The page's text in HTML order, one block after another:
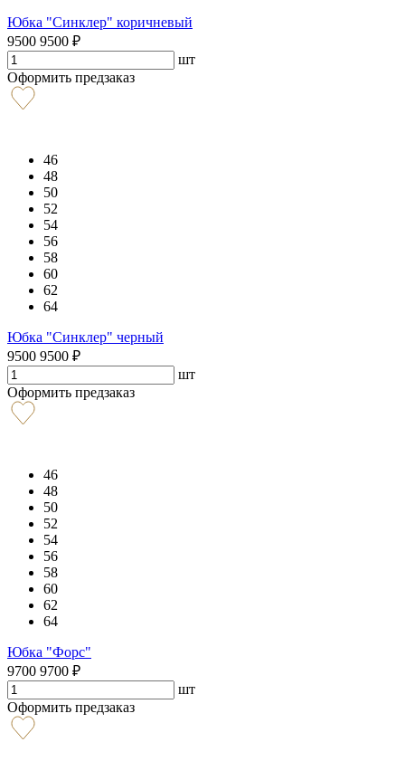
Юбка "Синклер" коричневый
9500 9500 ₽
шт
Оформить предзаказ
46
48
50
52
54
56
58
60
62
64
Юбка "Синклер" черный
9500 9500 ₽
шт
Оформить предзаказ
46
48
50
52
54
56
58
60
62
64
Юбка "Форс"
9700 9700 ₽
шт
Оформить предзаказ